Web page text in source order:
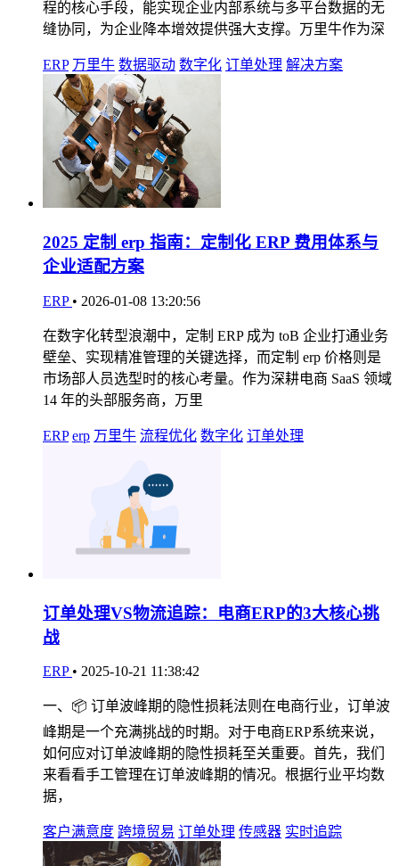
程的核心手段，能实现企业内部系统与多平台数据的无
缝协同，为企业降本增效提供强大支撑。万里牛作为深
ERP 万里牛 数据驱动 数字化 订单处理 解决方案
2025 定制 erp 指南：定制化 ERP 费用体系与
企业适配方案
ERP • 2026-01-08 13:20:56
在数字化转型浪潮中，定制 ERP 成为 toB 企业打通业务
壁垒、实现精准管理的关键选择，而定制 erp 价格则是
市场部人员选型时的核心考量。作为深耕电商 SaaS 领域
14 年的头部服务商，万里
ERP erp 万里牛 流程优化 数字化 订单处理
订单处理VS物流追踪：电商ERP的3大核心挑
战
ERP • 2025-10-21 11:38:42
一、📦 订单波峰期的隐性损耗法则在电商行业，订单波
峰期是一个充满挑战的时期。对于电商ERP系统来说，
如何应对订单波峰期的隐性损耗至关重要。首先，我们
来看看手工管理在订单波峰期的情况。根据行业平均数
据，
客户满意度 跨境贸易 订单处理 传感器 实时追踪